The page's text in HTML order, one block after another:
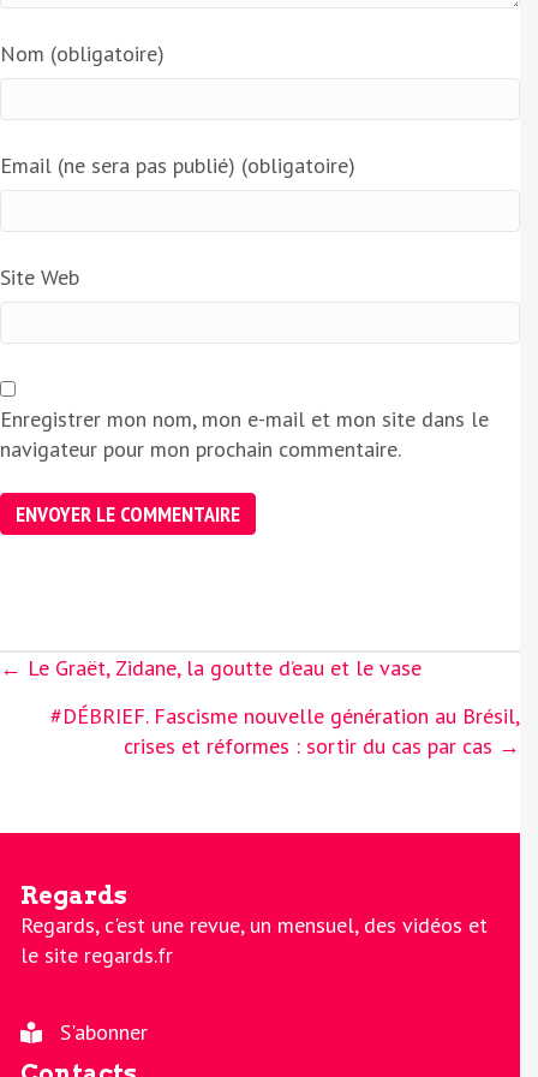
Nom (obligatoire)
Email (ne sera pas publié) (obligatoire)
Site Web
Enregistrer mon nom, mon e-mail et mon site dans le
navigateur pour mon prochain commentaire.
Posts
navigation
← Le Graët, Zidane, la goutte d’eau et le vase
#DÉBRIEF. Fascisme nouvelle génération au Brésil,
crises et réformes : sortir du cas par cas →
Regards
Regards, c'est une revue, un mensuel, des vidéos et
le site regards.fr
S'abonner